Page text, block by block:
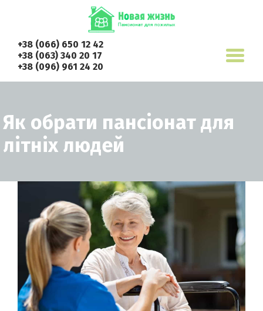
+38 (066) 650 12 42
+38 (063) 340 20 17
+38 (096) 961 24 20
Як обрати пансіонат для
літніх людей